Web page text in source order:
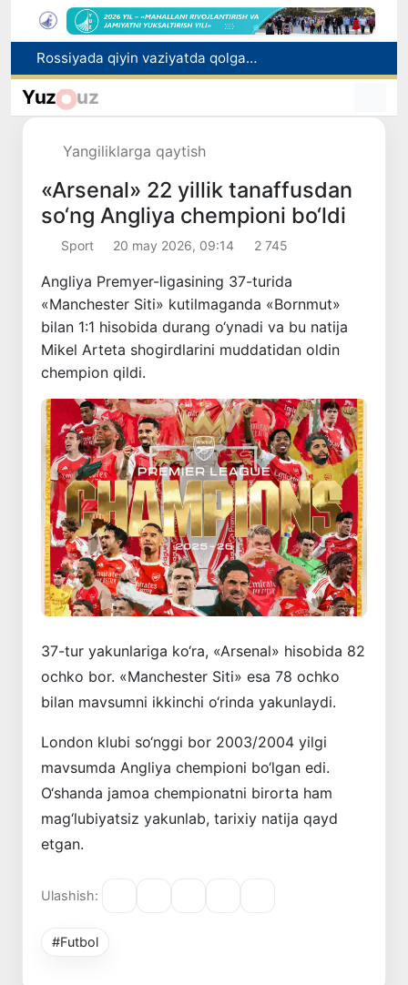
Rossiyada qiyin vaziyatda qolgan yuzlab o‘zbekistonliklar ortga qaytarildi
Toshkentda PPX inspektori 13 yoshli bolani qutqarib qoldi
Yuz uz
Yangiliklarga qaytish
«Arsenal» 22 yillik tanaffusdan
so‘ng Angliya chempioni bo‘ldi
Sport 20 may 2026, 09:14 2 745
Angliya Premyer-ligasining 37-turida
«Manchester Siti» kutilmaganda «Bornmut»
bilan 1:1 hisobida durang o‘ynadi va bu natija
Mikel Arteta shogirdlarini muddatidan oldin
chempion qildi.
37-tur yakunlariga ko‘ra, «Arsenal» hisobida 82
ochko bor. «Manchester Siti» esa 78 ochko
bilan mavsumni ikkinchi o‘rinda yakunlaydi.
London klubi so‘nggi bor 2003/2004 yilgi
mavsumda Angliya chempioni bo‘lgan edi.
O‘shanda jamoa chempionatni birorta ham
mag‘lubiyatsiz yakunlab, tarixiy natija qayd
etgan.
Ulashish:
#Futbol